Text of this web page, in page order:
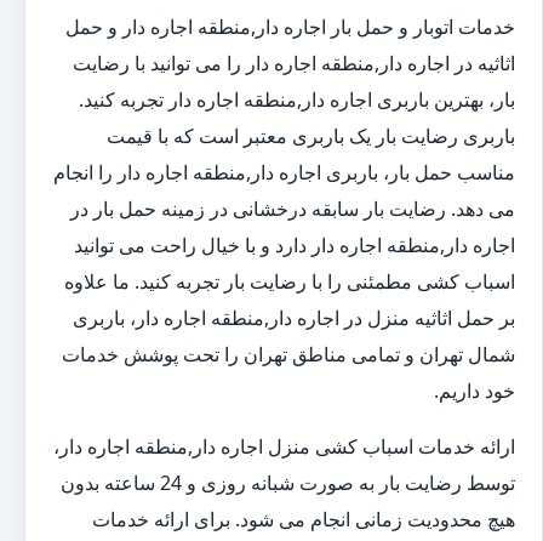
خدمات اتوبار و حمل بار اجاره دار,منطقه اجاره دار و حمل
اثاثیه در اجاره دار,منطقه اجاره دار را می توانید با رضایت
بار، بهترین باربری اجاره دار,منطقه اجاره دار تجربه کنید.
باربری رضایت بار یک باربری معتبر است که با قیمت
مناسب حمل بار، باربری اجاره دار,منطقه اجاره دار را انجام
می دهد. رضایت بار سابقه درخشانی در زمینه حمل بار در
اجاره دار,منطقه اجاره دار دارد و با خیال راحت می توانید
اسباب کشی مطمئنی را با رضایت بار تجربه کنید. ما علاوه
بر حمل اثاثیه منزل در اجاره دار,منطقه اجاره دار، باربری
شمال تهران و تمامی مناطق تهران را تحت پوشش خدمات
خود داریم.
ارائه خدمات اسباب کشی منزل اجاره دار,منطقه اجاره دار،
توسط رضایت بار به صورت شبانه روزی و 24 ساعته بدون
هیچ محدودیت زمانی انجام می شود. برای ارائه خدمات